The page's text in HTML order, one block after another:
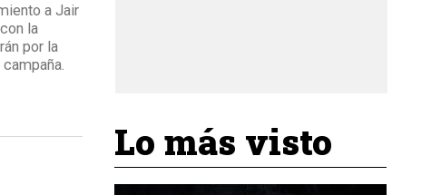
a Jair
la
por la
Lo más visto